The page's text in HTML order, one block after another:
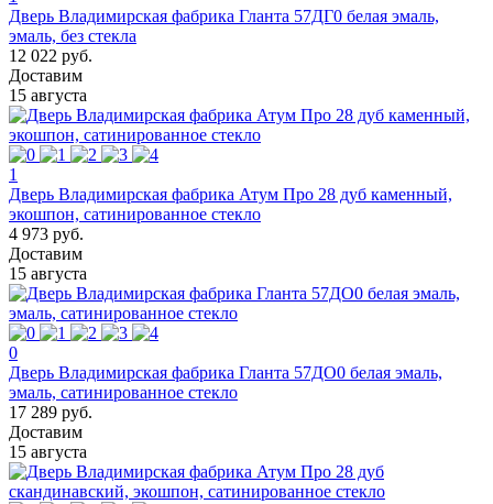
Дверь Владимирская фабрика Гланта 57ДГ0 белая эмаль,
эмаль, без стекла
12 022 руб.
Доставим
15 августа
1
Дверь Владимирская фабрика Атум Про 28 дуб каменный,
экошпон, сатинированное стекло
4 973 руб.
Доставим
15 августа
0
Дверь Владимирская фабрика Гланта 57ДО0 белая эмаль,
эмаль, сатинированное стекло
17 289 руб.
Доставим
15 августа